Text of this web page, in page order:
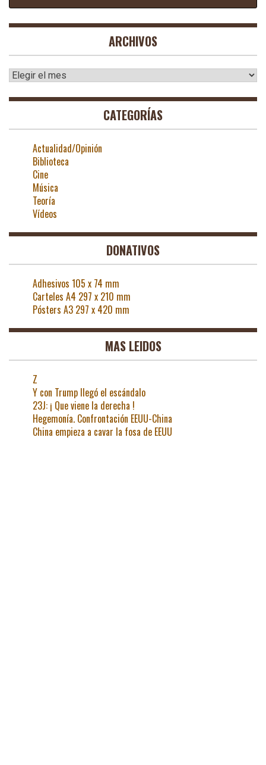
ARCHIVOS
Archivos
CATEGORÍAS
Actualidad/Opinión
Biblioteca
Cine
Música
Teoría
Vídeos
DONATIVOS
Adhesivos 105 x 74 mm
Carteles A4 297 x 210 mm
Pósters A3 297 x 420 mm
MAS LEIDOS
Z
Y con Trump llegó el escándalo
23J: ¡ Que viene la derecha !
Hegemonía. Confrontación EEUU-China
China empieza a cavar la fosa de EEUU